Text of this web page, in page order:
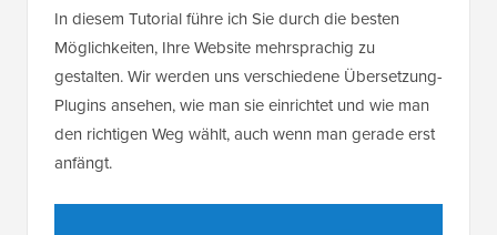
In diesem Tutorial führe ich Sie durch die besten
Möglichkeiten, Ihre Website mehrsprachig zu
gestalten. Wir werden uns verschiedene Übersetzung-
Plugins ansehen, wie man sie einrichtet und wie man
den richtigen Weg wählt, auch wenn man gerade erst
anfängt.